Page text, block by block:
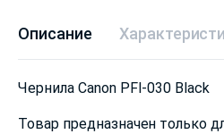
Описание
Чернила Canon PFI-030 Black
Товар предназначен только